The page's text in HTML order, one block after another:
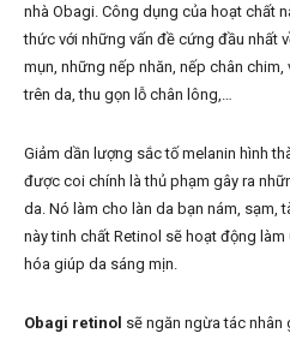
nhà Obagi. Công dụng của hoạt chất
thức với những vấn đề cứng đầu nhất
mụn, những nếp nhăn, nếp chân
trên da, thu gọn lỗ chân lông,…
Giảm dần lượng sắc tố melanin hình
được coi chính là thủ phạm gây ra
da. Nó làm cho làn da bạn nám, sạm,
này tinh chất Retinol sẽ hoạt động
hóa giúp da sáng mịn.
Obagi retinol sẽ ngăn ngừa tác nhân